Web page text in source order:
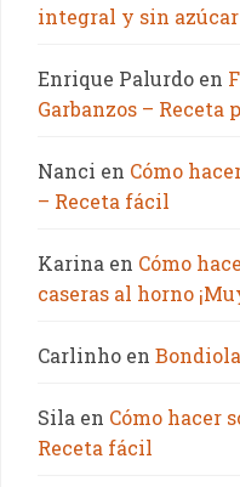
integral y sin azúcar
Enrique Palurdo en
Garbanzos – Receta
Nanci en Cómo
– Receta fácil
Karina en Cómo
caseras al horno
Carlinho en
Sila en Cómo hacer
Receta fácil